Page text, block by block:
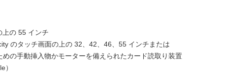
の 55 インチ
のタッチ画面の上の 32、42、46、55 インチまたは
の手動挿入物かモーターを備えられたカード読取り装置
）